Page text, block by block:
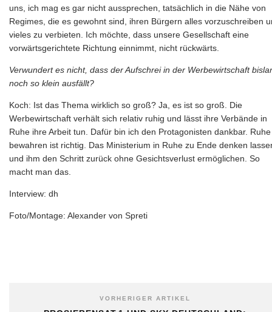
uns, ich mag es gar nicht aussprechen, tatsächlich in die Nähe von
Regimes, die es gewohnt sind, ihren Bürgern alles vorzuschreiben
vieles zu verbieten. Ich möchte, dass unsere Gesellschaft eine
vorwärtsgerichtete Richtung einnimmt, nicht rückwärts.
Verwundert es nicht, dass der Aufschrei in der Werbewirtschaft
noch so klein ausfällt?
Koch: Ist das Thema wirklich so groß? Ja, es ist so groß. Die
Werbewirtschaft verhält sich relativ ruhig und lässt ihre Verbände in
Ruhe ihre Arbeit tun. Dafür bin ich den Protagonisten dankbar. Ruhe
bewahren ist richtig. Das Ministerium in Ruhe zu Ende denken
und ihm den Schritt zurück ohne Gesichtsverlust ermöglichen. So
macht man das.
Interview: dh
Foto/Montage: Alexander von Spreti
VORHERIGER ARTIKEL